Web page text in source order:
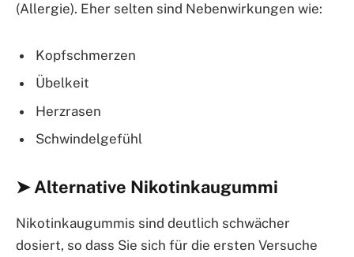
(Allergie). Eher selten sind Nebenwirkungen wie:
Kopfschmerzen
Übelkeit
Herzrasen
Schwindelgefühl
➤ Alternative Nikotinkaugummi
Nikotinkaugummis sind deutlich schwächer
dosiert, so dass Sie sich für die ersten Versuche